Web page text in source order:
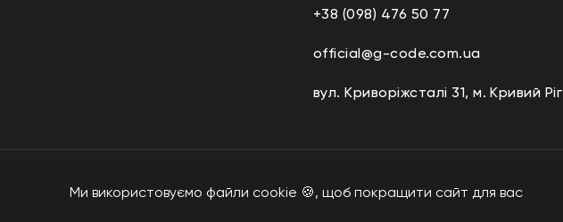
+38 (098) 476 50 77
official@g-code.com.ua
вул. Криворіжсталі 31, м. Кривий Ріг
G-Code © 2026Ми використовуємо файли cookie 🍪, щоб покращити сайт для вас